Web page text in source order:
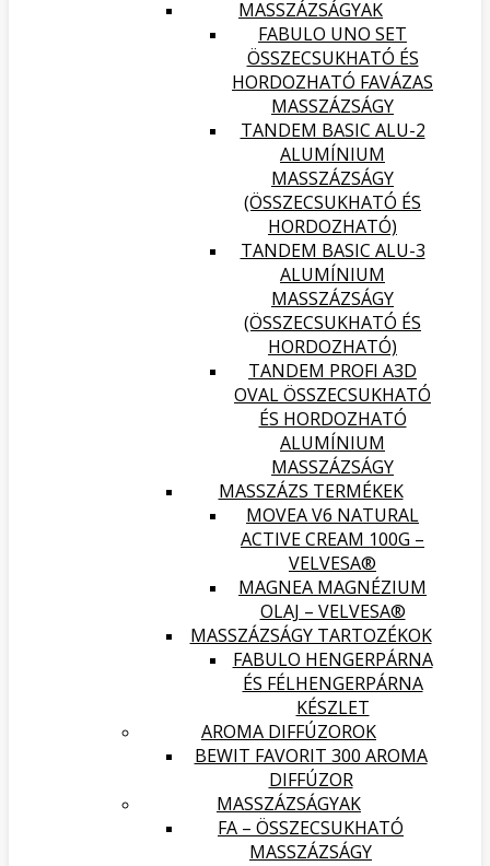
MASSZÁZSÁGYAK
FABULO UNO SET
ÖSSZECSUKHATÓ ÉS
HORDOZHATÓ FAVÁZAS
MASSZÁZSÁGY
TANDEM BASIC ALU-2
ALUMÍNIUM
MASSZÁZSÁGY
(ÖSSZECSUKHATÓ ÉS
HORDOZHATÓ)
TANDEM BASIC ALU-3
ALUMÍNIUM
MASSZÁZSÁGY
(ÖSSZECSUKHATÓ ÉS
HORDOZHATÓ)
TANDEM PROFI A3D
OVAL ÖSSZECSUKHATÓ
ÉS HORDOZHATÓ
ALUMÍNIUM
MASSZÁZSÁGY
MASSZÁZS TERMÉKEK
MOVEA V6 NATURAL
ACTIVE CREAM 100G –
VELVESA®
MAGNEA MAGNÉZIUM
OLAJ – VELVESA®
MASSZÁZSÁGY TARTOZÉKOK
FABULO HENGERPÁRNA
ÉS FÉLHENGERPÁRNA
KÉSZLET
AROMA DIFFÚZOROK
BEWIT FAVORIT 300 AROMA
DIFFÚZOR
MASSZÁZSÁGYAK
FA – ÖSSZECSUKHATÓ
MASSZÁZSÁGY